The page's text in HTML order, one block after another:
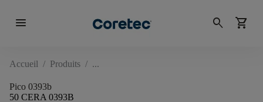
menu search shopping_cart
Accueil / Produits /
Pico 0393b
50 CERA 0393B